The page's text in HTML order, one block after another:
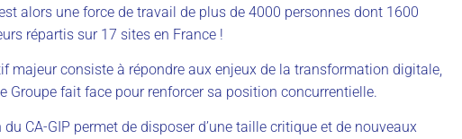
alors une force de travail de plus de 4000 personnes dont 1600
répartis sur 17 sites en France !
majeur consiste à répondre aux enjeux de la transformation digitale,
Groupe fait face pour renforcer sa position concurrentielle.
du CA-GIP permet de disposer d’une taille critique et de nouveaux